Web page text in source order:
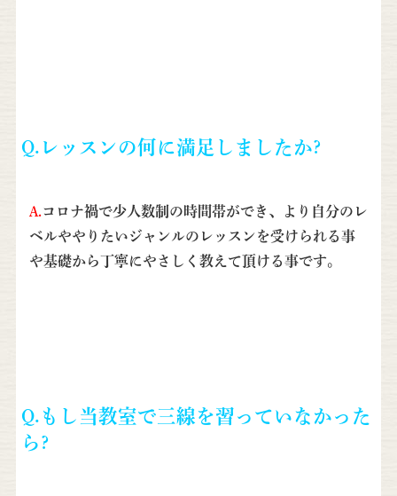
Q.レッスンの何に満足しましたか?
A.コロナ禍で少人数制の時間帯ができ、より自分のレ
ベルややりたいジャンルのレッスンを受けられる事
や基礎から丁寧にやさしく教えて頂ける事です。
Q.もし当教室で三線を習っていなかった
ら?